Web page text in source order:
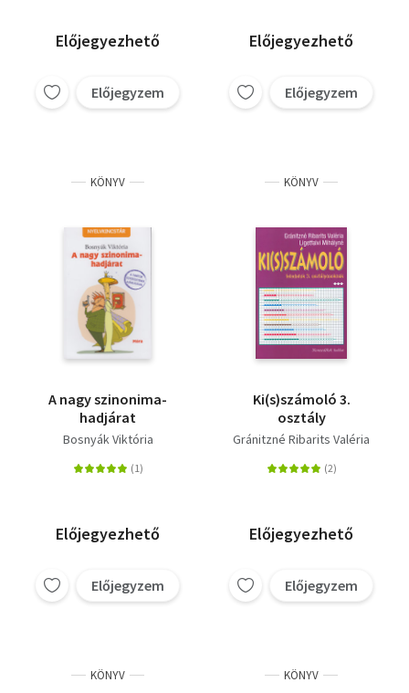
Történelem
Előjegyezhető
Előjegyzem
Előjegyezhető
Előjegyzem
KÖNYV
A nagy szinonima-
hadjárat
Bosnyák Viktória
Előjegyezhető
Előjegyzem
KÖNYV
Ki(s)számoló 3.
osztály
Gránitzné Ribarits Valéria
Előjegyezhető
Előjegyzem
KÖNYV KÖNYV